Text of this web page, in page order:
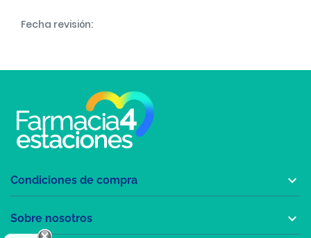
Fecha revisión:
Condiciones de compra 
Sobre nosotros 